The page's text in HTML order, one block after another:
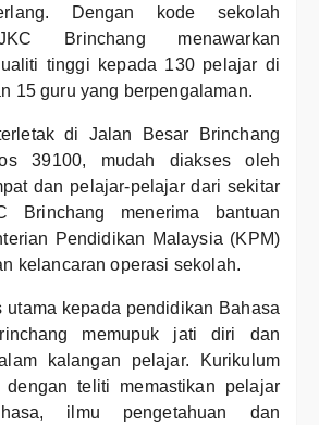
Dengan kode sekolah
Brinchang menawarkan
tinggi kepada 130 pelajar di
15 guru yang berpengalaman.
di Jalan Besar Brinchang
39100, mudah diakses oleh
dan pelajar-pelajar dari sekitar
Brinchang menerima bantuan
Pendidikan Malaysia (KPM)
kelancaran operasi sekolah.
utama kepada pendidikan Bahasa
memupuk jati diri dan
kalangan pelajar. Kurikulum
dengan teliti memastikan pelajar
ilmu pengetahuan dan